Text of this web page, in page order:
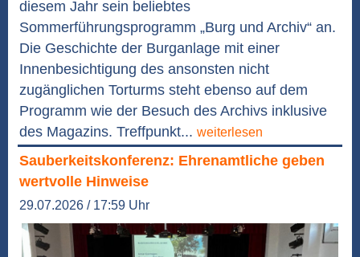
diesem Jahr sein beliebtes
Sommerführungsprogramm „Burg und Archiv“ an.
Die Geschichte der Burganlage mit einer
Innenbesichtigung des ansonsten nicht
zugänglichen Torturms steht ebenso auf dem
Programm wie der Besuch des Archivs inklusive
des Magazins. Treffpunkt... weiterlesen
Sauberkeitskonferenz: Ehrenamtliche geben
wertvolle Hinweise
29.07.2026 / 17:59 Uhr